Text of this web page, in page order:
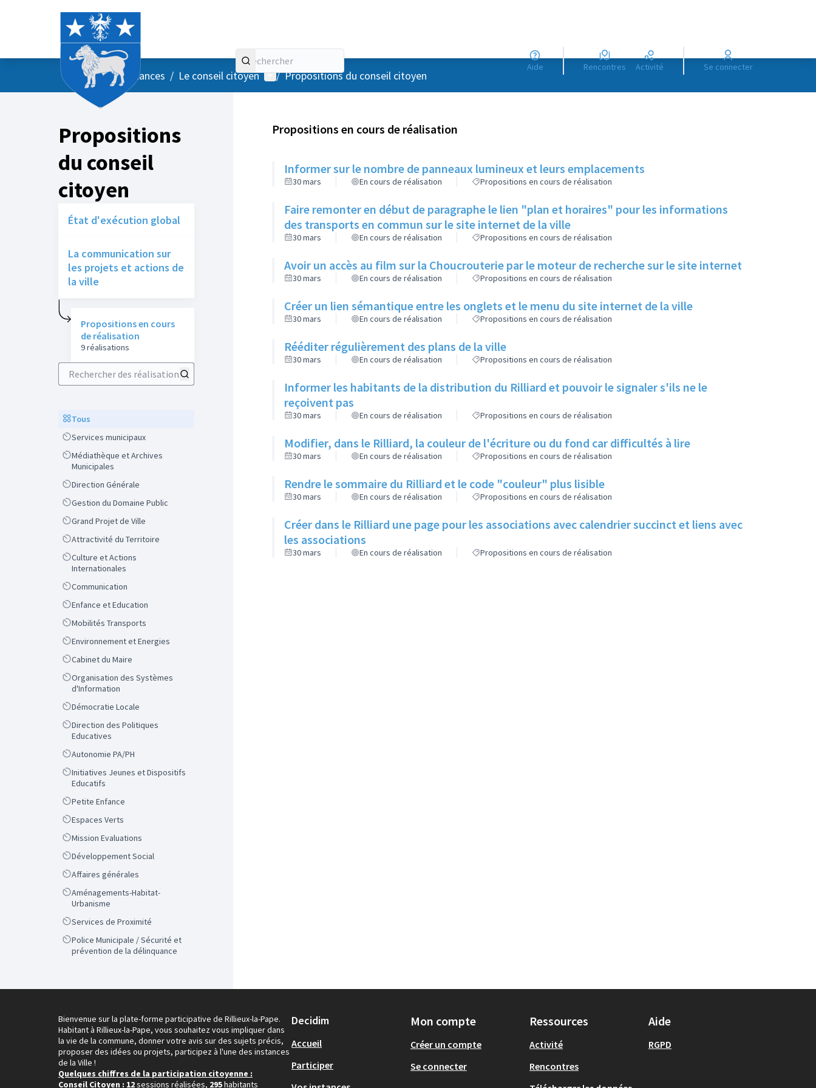
Aide Rencontres Activité Se connecter
AccueilMenu principal
/ Vos instances / Le conseil citoyen Menu utilisateur
/ Propositions du conseil citoyen
Propositions
du conseil
citoyen
État d'exécution global
La communication sur
les projets et actions de
la ville
Propositions en cours
de réalisation
9 réalisations
Rechercher des réalisations
ScopeTous
ScopeServices municipaux
Scope
Médiathèque et Archives
Municipales
ScopeDirection Générale
ScopeGestion du Domaine Public
ScopeGrand Projet de Ville
ScopeAttractivité du Territoire
Scope
Culture et Actions
Internationales
ScopeCommunication
ScopeEnfance et Education
ScopeMobilités Transports
ScopeEnvironnement et Energies
ScopeCabinet du Maire
Scope
Organisation des Systèmes
d'Information
ScopeDémocratie Locale
Scope
Direction des Politiques
Educatives
ScopeAutonomie PA/PH
Scope
Initiatives Jeunes et Dispositifs
Educatifs
ScopePetite Enfance
ScopeEspaces Verts
ScopeMission Evaluations
ScopeDéveloppement Social
ScopeAffaires générales
Scope
Aménagements-Habitat-
Urbanisme
ScopeServices de Proximité
Scope
Police Municipale / Sécurité et
prévention de la délinquance
Propositions en cours de réalisation
Informer sur le nombre de panneaux lumineux et leurs emplacements
30 mars En cours de réalisation Propositions en cours de réalisation
Faire remonter en début de paragraphe le lien "plan et horaires" pour les informations
des transports en commun sur le site internet de la ville
30 mars En cours de réalisation Propositions en cours de réalisation
Avoir un accès au film sur la Choucrouterie par le moteur de recherche sur le site internet
30 mars En cours de réalisation Propositions en cours de réalisation
Créer un lien sémantique entre les onglets et le menu du site internet de la ville
30 mars En cours de réalisation Propositions en cours de réalisation
Rééditer régulièrement des plans de la ville
30 mars En cours de réalisation Propositions en cours de réalisation
Informer les habitants de la distribution du Rilliard et pouvoir le signaler s'ils ne le
reçoivent pas
30 mars En cours de réalisation Propositions en cours de réalisation
Modifier, dans le Rilliard, la couleur de l'écriture ou du fond car difficultés à lire
30 mars En cours de réalisation Propositions en cours de réalisation
Rendre le sommaire du Rilliard et le code "couleur" plus lisible
30 mars En cours de réalisation Propositions en cours de réalisation
Créer dans le Rilliard une page pour les associations avec calendrier succinct et liens avec
les associations
30 mars En cours de réalisation Propositions en cours de réalisation
Bienvenue sur la plate-forme participative de Rillieux-la-Pape.
Habitant à Rillieux-la-Pape, vous souhaitez vous impliquer dans
la vie de la commune, donner votre avis sur des sujets précis,
proposer des idées ou projets, participez à l'une des instances
de la Ville !
Quelques chiffres de la participation citoyenne :
Conseil Citoyen : 12sessions réalisées, 295habitants
Decidim
Accueil
Participer
Mon compte
Créer un compte
Se connecter
Ressources
Activité
Rencontres
Aide
RGPD